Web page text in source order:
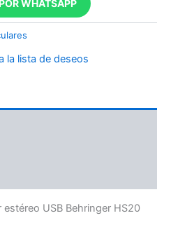
WHATSAPP
la lista de deseos
USB Behringer HS20